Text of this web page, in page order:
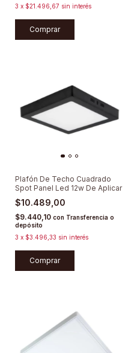
3 x $21.496,67 sin interés
Comprar
Plafón De Techo Cuadrado
Spot Panel Led 12w De Aplicar
$10.489,00
$9.440,10 con Transferencia o
depósito
3 x $3.496,33 sin interés
Comprar